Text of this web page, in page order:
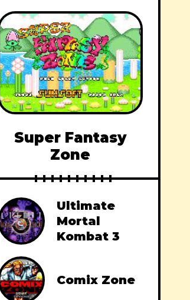
Super Fantasy
Zone
Ultimate
Mortal
Kombat 3
Comix Zone